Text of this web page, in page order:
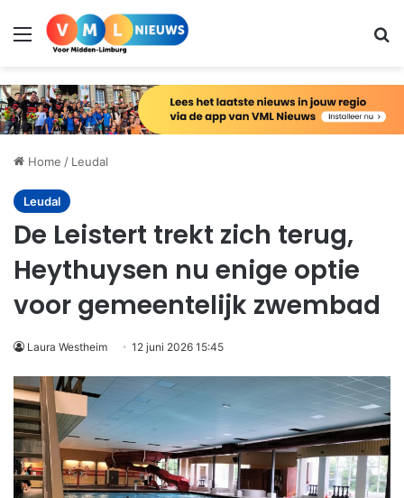
Menu
Home / Leudal
Leudal
De Leistert trekt zich terug,
Heythuysen nu enige optie
voor gemeentelijk zwembad
Laura Westheim 12 juni 2026 15:45